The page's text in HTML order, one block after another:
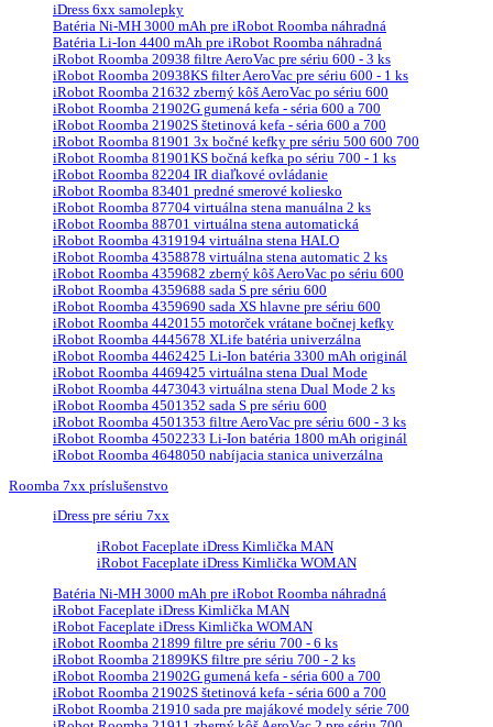
iDress 6xx samolepky
Batéria Ni-MH 3000 mAh pre iRobot Roomba náhradná
Batéria Li-Ion 4400 mAh pre iRobot Roomba náhradná
iRobot Roomba 20938 filtre AeroVac pre sériu 600 - 3 ks
iRobot Roomba 20938KS filter AeroVac pre sériu 600 - 1 ks
iRobot Roomba 21632 zberný kôš AeroVac po sériu 600
iRobot Roomba 21902G gumená kefa - séria 600 a 700
iRobot Roomba 21902S štetinová kefa - séria 600 a 700
iRobot Roomba 81901 3x bočné kefky pre sériu 500 600 700
iRobot Roomba 81901KS bočná kefka po sériu 700 - 1 ks
iRobot Roomba 82204 IR diaľkové ovládanie
iRobot Roomba 83401 predné smerové koliesko
iRobot Roomba 87704 virtuálna stena manuálna 2 ks
iRobot Roomba 88701 virtuálna stena automatická
iRobot Roomba 4319194 virtuálna stena HALO
iRobot Roomba 4358878 virtuálna stena automatic 2 ks
iRobot Roomba 4359682 zberný kôš AeroVac po sériu 600
iRobot Roomba 4359688 sada S pre sériu 600
iRobot Roomba 4359690 sada XS hlavne pre sériu 600
iRobot Roomba 4420155 motorček vrátane bočnej kefky
iRobot Roomba 4445678 XLife batéria univerzálna
iRobot Roomba 4462425 Li-Ion batéria 3300 mAh originál
iRobot Roomba 4469425 virtuálna stena Dual Mode
iRobot Roomba 4473043 virtuálna stena Dual Mode 2 ks
iRobot Roomba 4501352 sada S pre sériu 600
iRobot Roomba 4501353 filtre AeroVac pre sériu 600 - 3 ks
iRobot Roomba 4502233 Li-Ion batéria 1800 mAh originál
iRobot Roomba 4648050 nabíjacia stanica univerzálna
Roomba 7xx príslušenstvo
iDress pre sériu 7xx
iRobot Faceplate iDress Kimlička MAN
iRobot Faceplate iDress Kimlička WOMAN
Batéria Ni-MH 3000 mAh pre iRobot Roomba náhradná
iRobot Faceplate iDress Kimlička MAN
iRobot Faceplate iDress Kimlička WOMAN
iRobot Roomba 21899 filtre pre sériu 700 - 6 ks
iRobot Roomba 21899KS filtre pre sériu 700 - 2 ks
iRobot Roomba 21902G gumená kefa - séria 600 a 700
iRobot Roomba 21902S štetinová kefa - séria 600 a 700
iRobot Roomba 21910 sada pre majákové modely série 700